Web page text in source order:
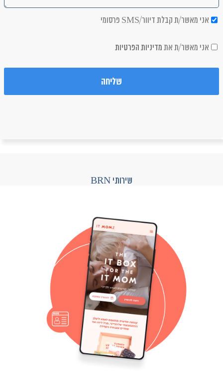
אני מאשר/ת קבלת דיוור/SMS פרסומי
אני מאשר/ת את מדיניות הפרטיות
שליחה
שירותי BRN